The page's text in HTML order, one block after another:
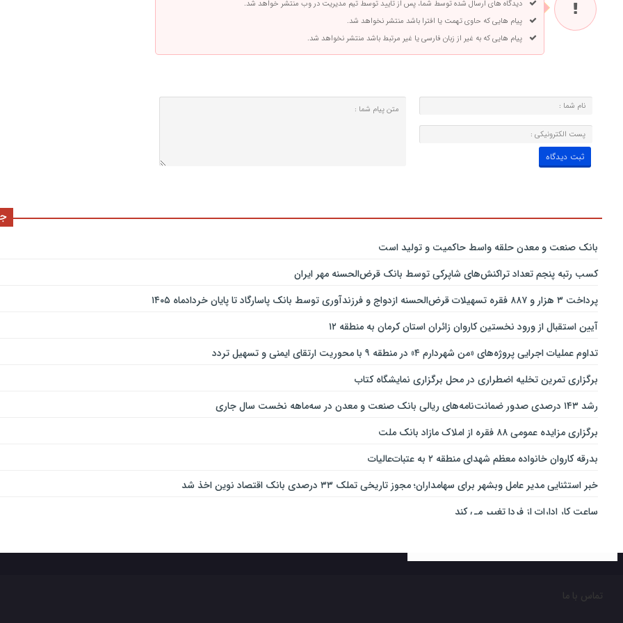
دیدگاه های ارسال شده توسط شما، پس از تایید توسط تیم مدیریت در وب منتشر خواهد شد.
پیام هایی که حاوی تهمت یا افترا باشد منتشر نخواهد شد.
پیام هایی که به غیر از زبان فارسی یا غیر مرتبط باشد منتشر نخواهد شد.
بانك صنعت و معدن حلقه واسط حاكمیت و تولید است
کسب رتبه پنجم تعداد تراکنش‌های شاپرکی توسط بانک قرض‌الحسنه مهر ایران
پرداخت ۳ هزار و ۸۸۷ فقره تسهیلات قرض‌الحسنه ازدواج و فرزندآوری توسط بانک پاسارگاد تا پایان خردادماه ۱۴۰۵
آیین استقبال از ورود نخستین کاروان زائران استان کرمان به منطقه ۱۲
تداوم عملیات اجرایی پروژه‌های «من شهردارم ۴» در منطقه ۹ با محوریت ارتقای ایمنی و تسهیل تردد
برگزاری تمرین تخلیه اضطراری در محل برگزاری نمایشگاه کتاب
رشد ۱۴۳ درصدی صدور ضمانت‌نامه‌های ریالی بانک صنعت و معدن در سه‌ماهه نخست سال جاری
برگزاری مزایده عمومی ۸۸ فقره از املاک مازاد بانک ملت
بدرقه کاروان خانواده معظم شهدای منطقه ۲ به عتبات‌عالیات
خبر استثنایی مدیر عامل وبشهر برای سهامداران؛ مجوز تاریخی تملک ۳۳ درصدی بانک اقتصاد نوین اخذ شد
ساعت کار ادارات از فردا تغییر می کند
خدمات‌دهي مترو به 4 ميليون و 100 هزار نفر مسافر در مناسبت‌هاي ملي و مذهبي
تغییر ساعت کاری شعب بانک کارآفرین در ۱۵ استان
تماس با ما